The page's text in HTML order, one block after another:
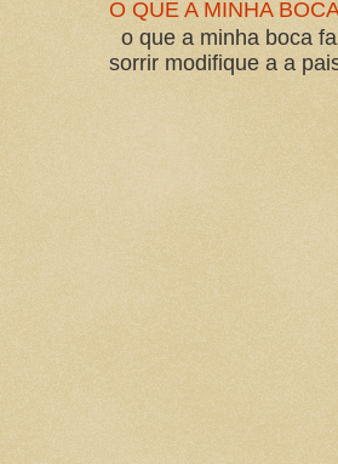
O QUE A MINHA
o que a minha boca
sorrir modifique a a